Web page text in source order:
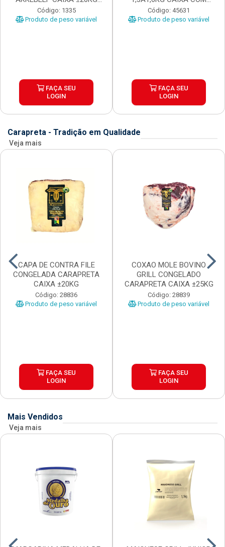
PEÇAS 1...
Código: 1335
Produto de peso variável
FAÇA SEU
LOGIN
±15KG
Código: 45631
Produto de peso variável
FAÇA SEU
LOGIN
Carapreta - Tradição em Qualidade
Veja mais
CAPA DE CONTRA FILE
CONGELADA CARAPRETA
CAIXA ±20KG
Código: 28836
Produto de peso variável
FAÇA SEU
LOGIN
COXAO MOLE BOVINO
GRILL CONGELADO
CARAPRETA CAIXA ±25KG
Código: 28839
Produto de peso variável
FAÇA SEU
LOGIN
Mais Vendidos
Veja mais